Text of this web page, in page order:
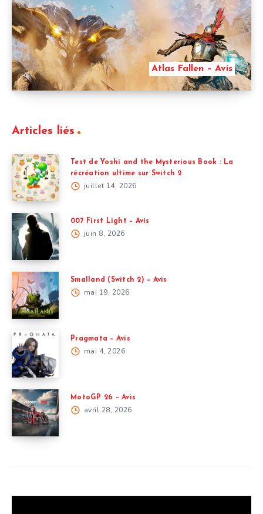
Atlas Fallen – Avis
Articles liés
Test de Yoshi and the Mysterious Book : La
récréation ultime sur Switch 2
juillet 14, 2026
007 First Light – Avis
juin 8, 2026
Smalland (Switch 2) – Avis
mai 19, 2026
Pragmata – Avis
mai 4, 2026
MotoGP 26 – Avis
avril 28, 2026